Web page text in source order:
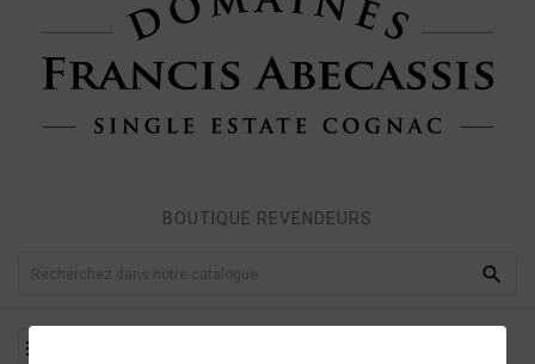
BOUTIQUE REVENDEURS

